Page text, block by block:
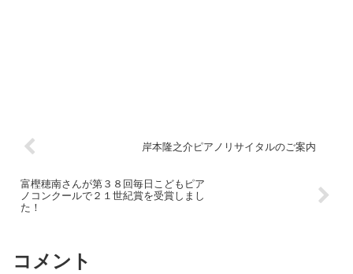
岸本隆之介ピアノリサイタルのご案内
富樫穂南さんが第３８回毎日こどもピア
ノコンクールで２１世紀賞を受賞しまし
た！
コメント